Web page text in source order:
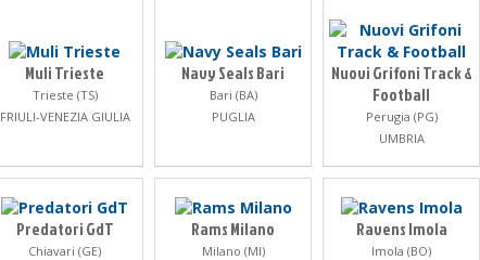
Muli Trieste
Trieste (TS)
FRIULI-VENEZIA GIULIA
Navy Seals Bari
Bari (BA)
PUGLIA
Nuovi Grifoni Track &
Football
Perugia (PG)
UMBRIA
Predatori GdT
Chiavari (GE)
Rams Milano
Milano (MI)
Ravens Imola
Imola (BO)